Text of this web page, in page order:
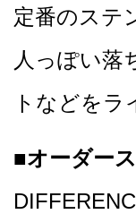
定番のステ
人っぽい落
トなどをラ
■オーダー